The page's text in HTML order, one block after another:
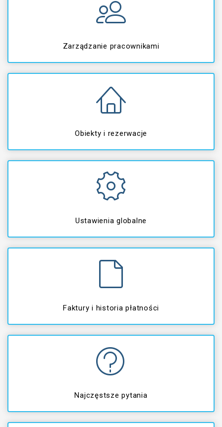
Zarządzanie pracownikami
Obiekty i rezerwacje
Ustawienia globalne
Faktury i historia płatności
Najczęstsze pytania